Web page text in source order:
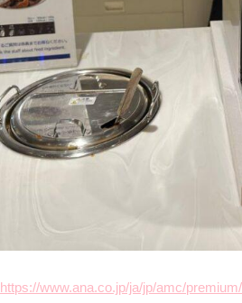
https://www.ana.co.jp/ja/jp/amc/